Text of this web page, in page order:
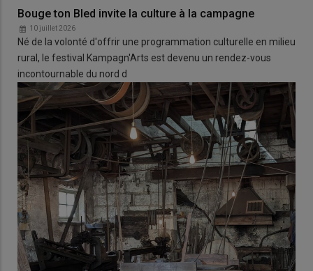
Bouge ton Bled invite la culture à la campagne
10 juillet 2026
Né de la volonté d'offrir une programmation culturelle en milieu
rural, le festival Kampagn'Arts est devenu un rendez-vous
incontournable du nord d